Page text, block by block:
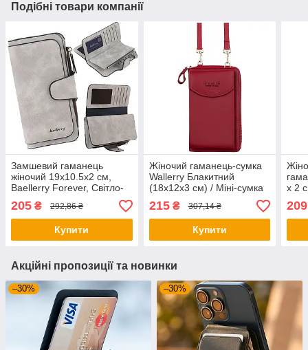
Подібні товари компанії
Замшевий гаманець
жіночий 19х10.5х2 см,
Baellerry Forever, Світло-
сірий / Гаманець клатч з
еко замші жіночий /
Жіноче портмоне
205 ₴ 292,86 ₴
Купити
Жіночий гаманець-сумка
Wallerry Блакитний
(18х12х3 см) / Міні-сумка
ремешкомКрасный
215₴ 307,14 ₴
Купити
х 2
209
Акційні пропозиції та новинки
–30% –30%